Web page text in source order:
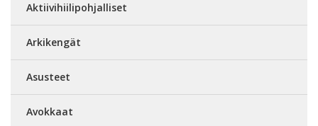
Aktiivihiilipohjalliset
Arkikengät
Asusteet
Avokkaat